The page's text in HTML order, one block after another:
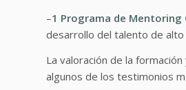
–1 Programa de
desarrollo del talento de alto
La valoración de la
algunos de los testimonios